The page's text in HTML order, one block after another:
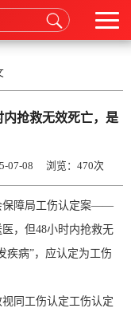
内抢救无效死亡，是
07-08 浏览： 470次
保障局工伤认定案——
，但48小时内抢救无
疾病”，应认定为工伤
同工伤认定工伤认定